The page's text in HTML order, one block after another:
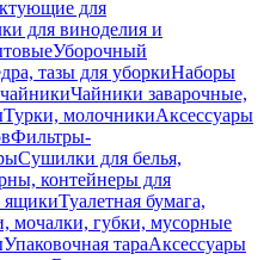
для
для виноделия и
Уборочный
тазы для уборкиНаборы
Чайники заварочные,
Турки, молочникиАксессуары
Фильтры-
Сушилки для белья,
контейнеры для
ящикиТуалетная бумага,
мочалки, губки, мусорные
Упаковочная тараАксессуары